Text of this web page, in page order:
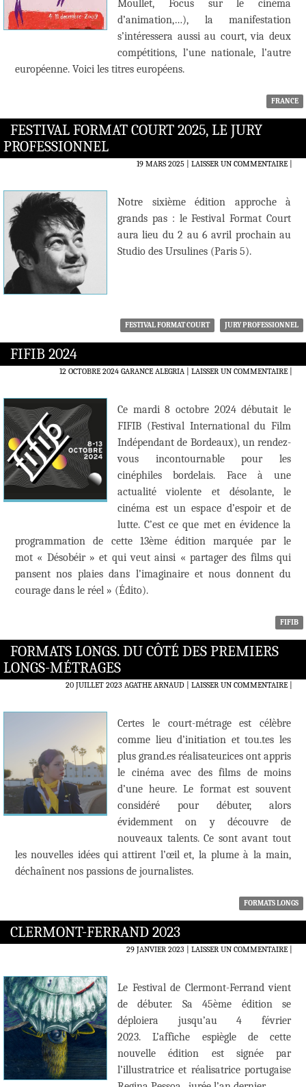
Moullet, Focus sur le cinéma
d’animation,…), la manifestation
s’intéressera aussi au court, via deux
compétitions, l’une nationale, l’autre
européenne. Voici les titres européens.
FRANCE
FESTIVAL FORMAT COURT 2025, LE JURY
PROFESSIONNEL
19 MARS 2025 LAISSER UN COMMENTAIRE|
Notre sixième édition approche à
grands pas : le Festival Format Court
aura lieu du 2 au 6 avril prochain au
Studio des Ursulines (Paris 5).
FESTIVAL FORMAT COURT JURY PROFESSIONNEL
FIFIB 2024
12 OCTOBRE 2024 GARANCE ALEGRIA LAISSER UN COMMENTAIRE|
Ce mardi 8 octobre 2024 débutait le
FIFIB (Festival International du Film
Indépendant de Bordeaux), un rendez-
vous incontournable pour les
cinéphiles bordelais. Face à une
actualité violente et désolante, le
cinéma est un espace d’espoir et de
lutte. C’est ce que met en évidence la
programmation de cette 13ème édition marquée par le
mot « Désobéir » et qui veut ainsi « partager des films qui
pansent nos plaies dans l’imaginaire et nous donnent du
courage dans le réel » (Édito).
FIFIB
FORMATS LONGS. DU CÔTÉ DES PREMIERS
LONGS-MÉTRAGES
20 JUILLET 2023 AGATHE ARNAUD LAISSER UN COMMENTAIRE|
Certes le court-métrage est célèbre
comme lieu d’initiation et tou.tes les
plus grand.es réalisateur.ices ont appris
le cinéma avec des films de moins
d’une heure. Le format est souvent
considéré pour débuter, alors
évidemment on y découvre de
nouveaux talents. Ce sont avant tout
les nouvelles idées qui attirent l’œil et, la plume à la main,
déchaînent nos passions de journalistes.
FORMATS LONGS
CLERMONT-FERRAND 2023
29 JANVIER 2023 LAISSER UN COMMENTAIRE|
Le Festival de Clermont-Ferrand vient
de débuter. Sa 45ème édition se
déploiera jusqu’au 4 février
2023. L’affiche espiègle de cette
nouvelle édition est signée par
l’illustratrice et réalisatrice portugaise